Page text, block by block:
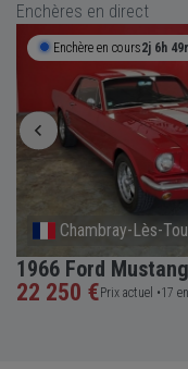
Enchères en direct
Enchère en cours2j 6h
Chambray-Lès-
1966 Ford
22 250 € Prix actuel •17